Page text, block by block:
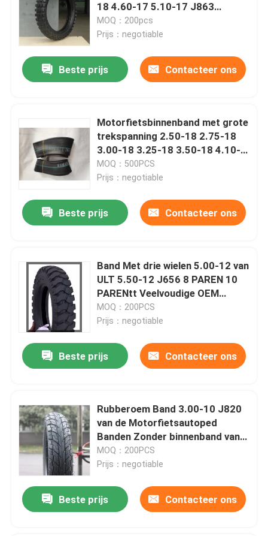
18 4.60-17 5.10-17 J863
6PRTT/8PRTT
MOQ：200pcs
Prijs：negotiable
Beste prijs Contacteer ons
Motorfietsbinnenband met grote
trekspanning 2.50-18 2.75-18
3.00-18 3.25-18 3.50-18 4.10-
18 TR4
MOQ：500PCS
Prijs：negotiable
Beste prijs Contacteer ons
Band Met drie wielen 5.00-12 van
ULT 5.50-12 J656 8 PAREN 10
PARENtt Veelvoudige OEM
Agressieve Dubbele
Sportbanden
MOQ：200PCS
Prijs：negotiable
Beste prijs Contacteer ons
Rubberoem Band 3.00-10 J820
van de Motorfietsautoped
Banden Zonder binnenband van
de 6 PAREN de Gekniesde
Modder
MOQ：200PCS
Prijs：negotiable
Beste prijs Contacteer ons